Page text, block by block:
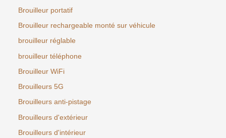
Brouilleur portatif
Brouilleur rechargeable monté sur véhicule
brouilleur réglable
brouilleur téléphone
Brouilleur WiFi
Brouilleurs 5G
Brouilleurs anti-pistage
Brouilleurs d'extérieur
Brouilleurs d'intérieur